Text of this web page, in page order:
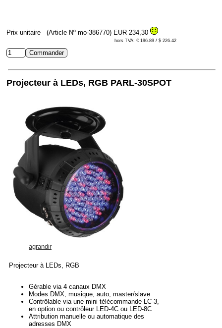
Prix unitaire (Article Nº mo-386770) EUR 234,30
hors TVA: € 196.89 / $ 226.42
Projecteur à LEDs, RGB PARL-30SPOT
agrandir
Projecteur à LEDs, RGB
Gérable via 4 canaux DMX
Modes DMX, musique, auto, master/slave
Contrôlable via une mini télécommande LC-3,
en option ou contrôleur LED-4C ou LED-8C
Attribution manuelle ou automatique des
adresses DMX